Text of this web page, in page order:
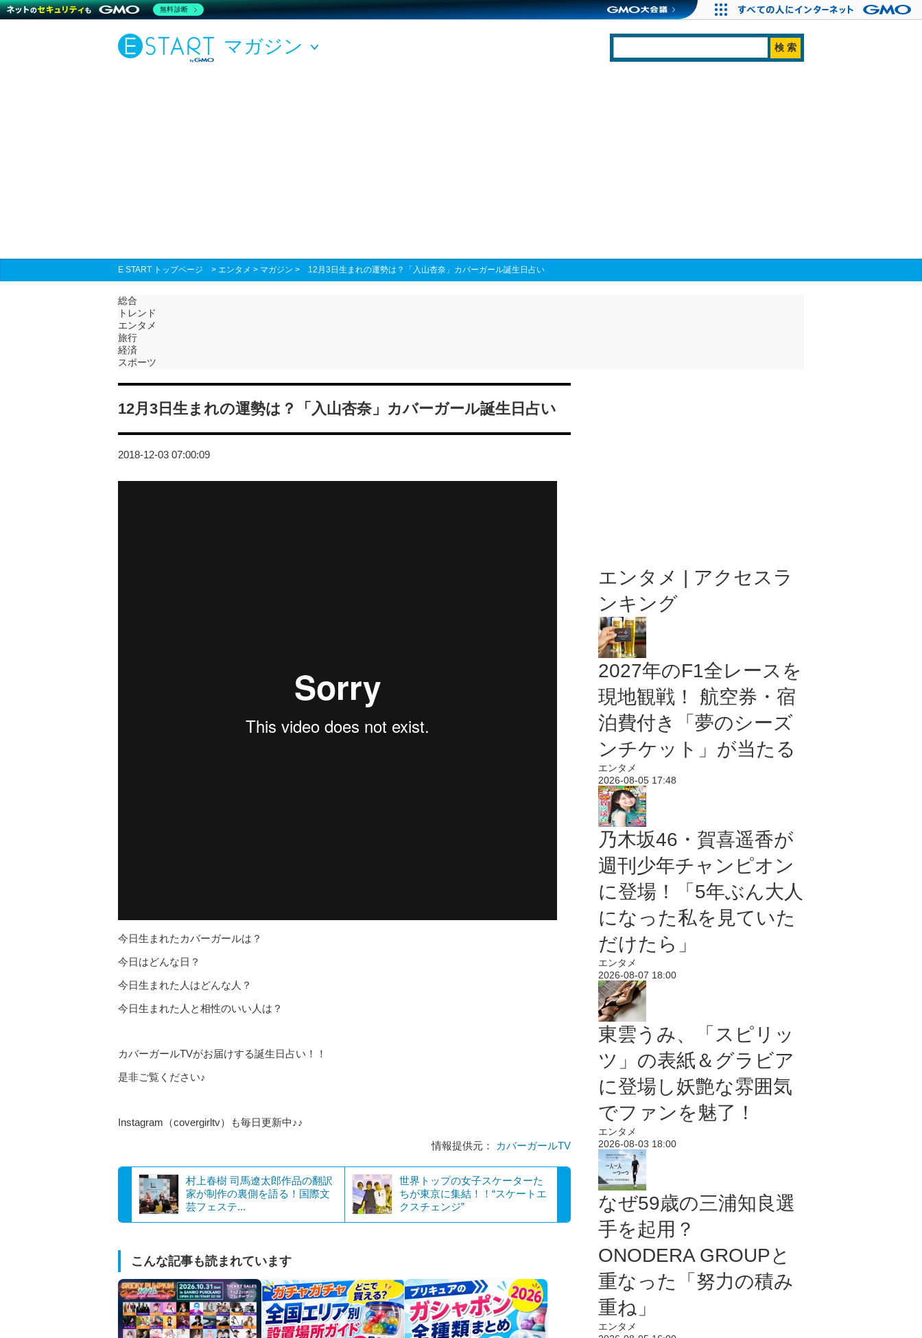
マガジン
E START トップページ > エンタメ > マガジン > 12月3日生まれの運勢は？「入山杏奈」カバーガール誕生日占い
総合
トレンド
エンタメ
旅行
経済
スポーツ
12月3日生まれの運勢は？「入山杏奈」カバーガール誕生日占い
2018-12-03 07:00:09
今日生まれたカバーガールは？
今日はどんな日？
今日生まれた人はどんな人？
今日生まれた人と相性のいい人は？
カバーガールTVがお届けする誕生日占い！！
是非ご覧ください♪
Instagram（covergirltv）も毎日更新中♪♪
情報提供元：
カバーガールTV
村上春樹 司馬遼太郎作品の翻訳
家が制作の裏側を語る！国際文
芸フェステ...
世界トップの女子スケーターた
ちが東京に集結！！“スケートエ
クスチェンジ”
こんな記事も読まれています
エンタメ | アクセスラ
ンキング
2027年のF1全レースを
現地観戦！ 航空券・宿
泊費付き「夢のシーズ
ンチケット」が当たる
エンタメ
2026-08-05 17:48
乃木坂46・賀喜遥香が
週刊少年チャンピオン
に登場！「5年ぶん大人
になった私を見ていた
だけたら」
エンタメ
2026-08-07 18:00
東雲うみ、「スピリッ
ツ」の表紙＆グラビア
に登場し妖艶な雰囲気
でファンを魅了！
エンタメ
2026-08-03 18:00
なぜ59歳の三浦知良選
手を起用？
ONODERA GROUPと
重なった「努力の積み
重ね」
エンタメ
無料診断